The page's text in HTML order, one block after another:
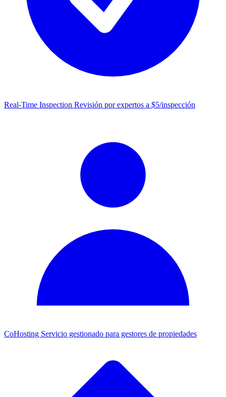
Real-Time Inspection Revisión por expertos a $5/inspección
CoHosting Servicio gestionado para gestores de propiedades